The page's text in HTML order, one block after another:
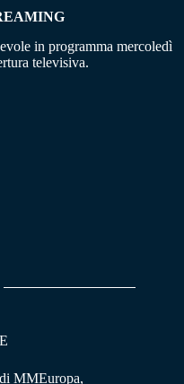
in programma mercoledì
televisiva.
MMEuropa,